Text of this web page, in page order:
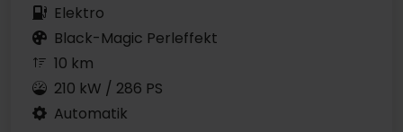
Elektro
Black-Magic Perleffekt
10 km
210 kW / 286 PS
Automatik